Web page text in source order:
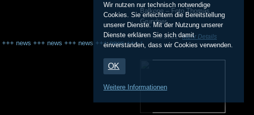
Balkone – Foto Thomas
Grundner
Projekte 2021 mehr Details
+++ news +++ news +++ news +++news+++news+++news+++news
Wir nutzen nur technisch notwendige
Cookies. Sie erleichtern die Bereitstellung
unserer Dienste. Mit der Nutzung unserer
Dienste erklären Sie sich damit
einverstanden, dass wir Cookies verwenden.
OK
Weitere Informationen